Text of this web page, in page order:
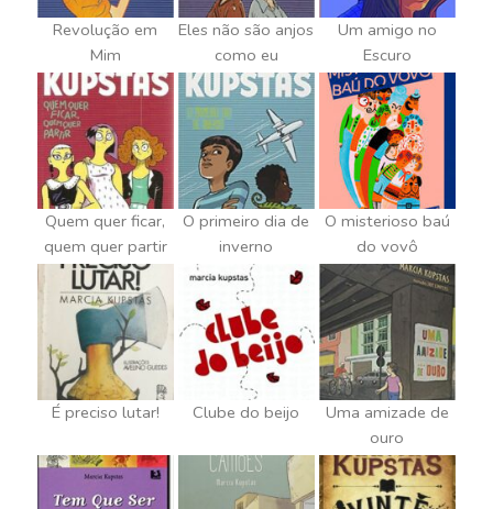
Revolução em
Mim
Eles não são anjos
como eu
Um amigo no
Escuro
Quem quer ficar,
quem quer partir
O primeiro dia de
inverno
O misterioso baú
do vovô
É preciso lutar! Clube do beijo
Uma amizade de
ouro